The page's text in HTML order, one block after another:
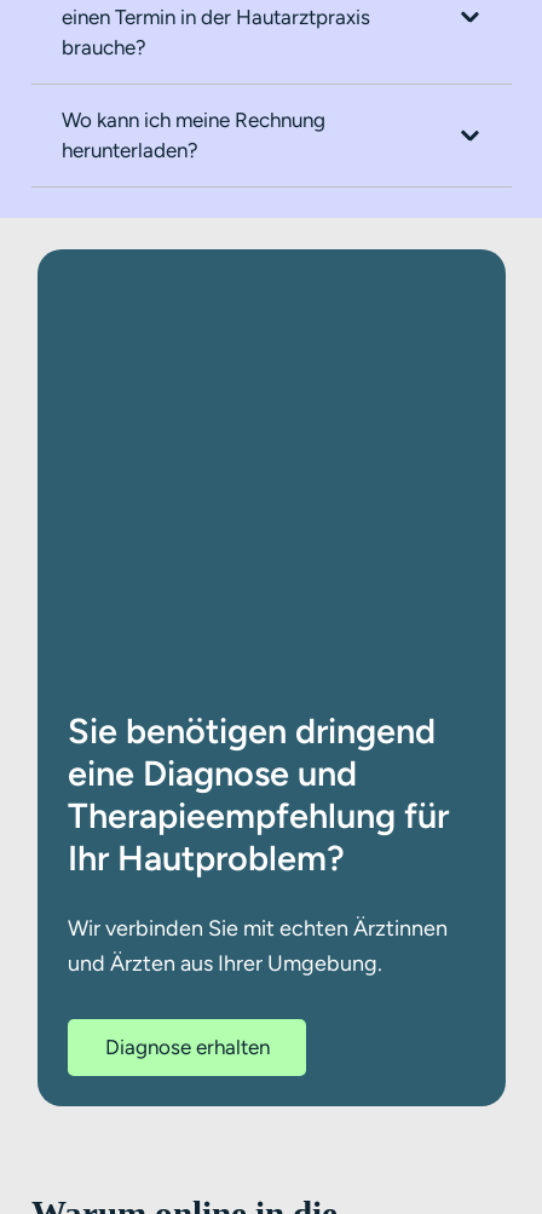
einen Termin in der Hautarztpraxis
brauche?
Wo kann ich meine Rechnung
herunterladen?
Sie benötigen dringend
eine Diagnose und
Therapieempfehlung für
Ihr Hautproblem?
Wir verbinden Sie mit echten Ärztinnen
und Ärzten aus Ihrer Umgebung.
Diagnose erhalten